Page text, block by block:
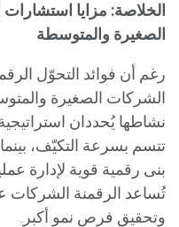
الخلاصة: مزايا
الصغيرة والمتوسطة
رغم أن فوائد التحوّل
الشركات الصغيرة
نشاطها يُحددان
تتسم بسرعة التكيّف،
بنى رقمية قوية لإدارة
تُساعد الرقمنة الشركات
وتحقيق فرص نمو أكبر.